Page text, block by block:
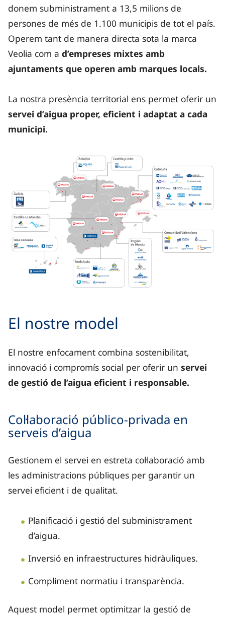
donem subministrament a 13,5 milions de
persones de més de 1.100 municipis de tot el país.
Operem tant de manera directa sota la marca
Veolia com a d’empreses mixtes amb
ajuntaments que operen amb marques locals.
La nostra presència territorial ens permet oferir un
servei d’aigua proper, eficient i adaptat a cada
municipi.
Astúries: Aguas de Avilés.
Castella i Lleó: Aguas de León.
Catalunya: presència extensiva amb Aigües de
Comunitat Valenciana: Aguas de Alicante,
Regió de Múrcia:Aguas de Murcia, Aguas de
Andalusia: Hidralia, i empreses mixtes, com
Illes Canàries: Canaragua i mixtes amb
A més, es destaquen múltiples punts de
El nostre model
El nostre enfocament combina sostenibilitat,
innovació i compromís social per oferir un servei
de gestió de l’aigua eficient i responsable.
Col·laboració público-privada en
serveis d’aigua
Gestionem el servei en estreta col·laboració amb
les administracions públiques per garantir un
servei eficient i de qualitat.
Planificació i gestió del subministrament
d’aigua.
Inversió en infraestructures hidràuliques.
Compliment normatiu i transparència.
Aquest model permet optimitzar la gestió de